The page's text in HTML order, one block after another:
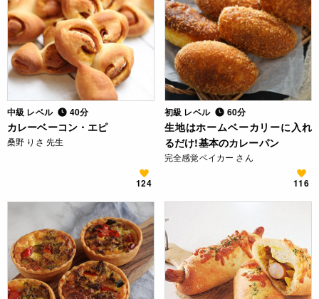
中級 レベル 40分
カレーベーコン・エピ
桑野 りさ 先生
124
初級 レベル 60分
生地はホームベーカリーに入れ
るだけ!基本のカレーパン
完全感覚ベイカー さん
116